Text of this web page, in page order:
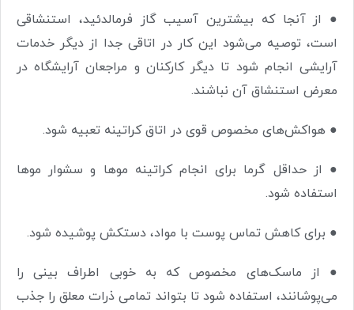
● از آنجا که بیشترین آسیب گاز فرمالدئید، استنشاقی
است، توصیه می‌شود این کار در اتاقی جدا از دیگر خدمات
آرایشی انجام شود تا دیگر کارکنان و مراجعان آرایشگاه در
معرض استنشاق آن نباشند.
● هواکش‌های مخصوص قوی در اتاق کراتینه تعبیه شود.
● از حداقل گرما برای انجام کراتینه موها و سشوار موها
استفاده شود.
● برای کاهش تماس پوست با مواد، دستکش پوشیده شود.
● از ماسک‌های مخصوص که به خوبی اطراف بینی را
می‌پوشانند، استفاده شود تا بتواند تمامی ذرات معلق را جذب